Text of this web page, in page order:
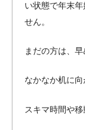
い状態で年末
せん。
まだの方は、早
なかなか机に
スキマ時間や移